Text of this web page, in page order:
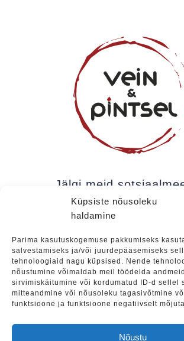
Küpsiste nõusoleku
haldamine
Parima kasutuskogemuse pakkumiseks
salvestamiseks ja/või juurdepääsemiseks
tehnoloogiaid nagu küpsised. Nende
nõustumine võimaldab meil töödelda
sirvimiskäitumine või kordumatud ID-d sellel
mitteandmine või nõusoleku tagasivõtmine
funktsioone ja funktsioone negatiivselt
Nõustu
Jälgi meid
Kui soovite olla kursis meie
üritused, eripakkumised jne),
meie uudiskirjaga.